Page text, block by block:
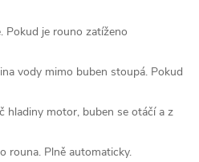
Pokud je rouno zatíženo
vody mimo buben stoupá. Pokud
hladiny motor, buben se otáčí a z
rouna. Plně automaticky.